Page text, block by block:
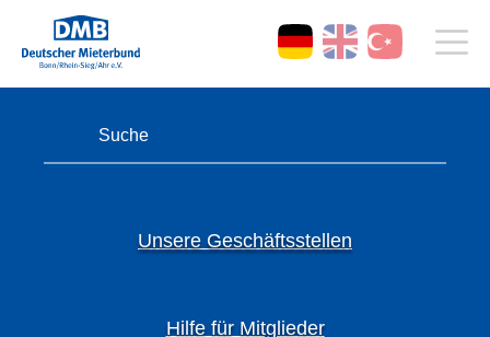
Unsere Geschäftsstellen
Hilfe für Mitglieder